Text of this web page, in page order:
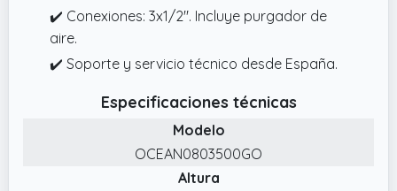
✔️ Conexiones: 3x1/2". Incluye purgador de
aire.
✔️ Soporte y servicio técnico desde España.
Especificaciones técnicas
Modelo
OCEAN0803500GO
Altura